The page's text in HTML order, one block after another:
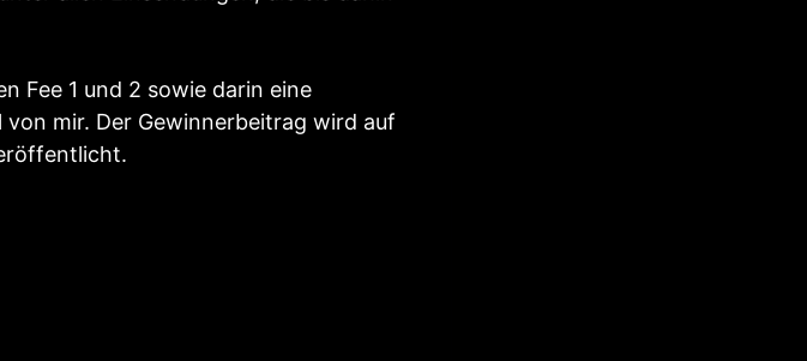
Fee 1 und 2 sowie darin eine
mir. Der Gewinnerbeitrag wird auf